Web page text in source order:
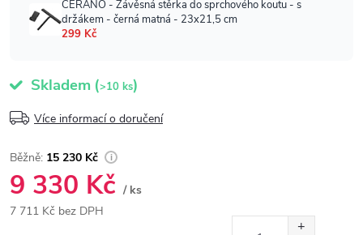
Skladem (>10 ks)
Více informací o doručení
15 230 Kč
9 330 Kč / ks
7 711 Kč bez DPH